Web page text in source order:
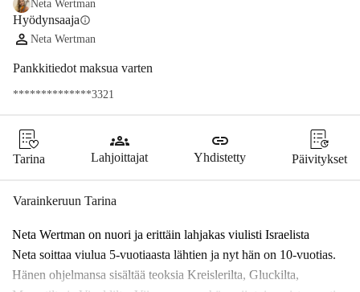
Neta Wertman
Hyödynsaajainfo
Neta Wertman
Pankkitiedot maksua varten
**************3321
Tarina
groups
Lahjoittajat
link
Yhdistetty Päivitykset
Varainkeruun Tarina
Neta ​​Wertman on nuori ja erittäin lahjakas viulisti Israelista
Neta soittaa viulua 5-vuotiaasta lähtien ja nyt hän on 10-vuotias.
Hänen ohjelmansa sisältää teoksia Kreislerilta, Gluckilta,